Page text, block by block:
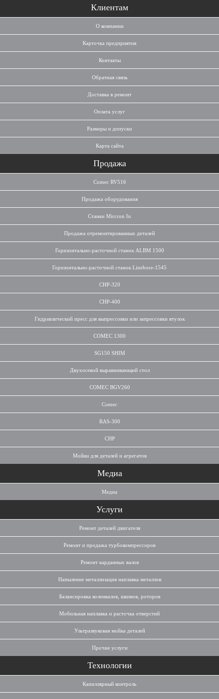
Клиентам
О компании
Карточка предприятия
Контакты
Обратная связь
Доставка в ремонт
Оплата услуг
Размеры и допуски
Карта сайта
Продажа
Comec RV516
Продажа оборудования
Станки Mircron In
Продажа отремонтированных деталей
Горизонтально-расточной станок ALBM 1500
Горизонтально-расточной станок Linebore-1545
CHP-320
CHP-400
Гидравлический пресс для выпрессовки или запрессовки втулок
COMEC 1300
SG150 SHIM
Двухосевой выравнивающий стол
COMEC BGV260
Comec
RAS-300
CHP
Мойки для деталей и агрегатов
Медиа
Медиа
Услуги
Ремонт деталей двигателя
Ремонт и продажа турбокомпрессоров
Ремонт карданных валов
Напыление металлизация наплавка металлов
Балансировка коленвалов, шкивов, роторов
Мобильная наплавка и расточка отверстий
Ультразвуковая мойка деталей
Прочие услуги
Технологии
Капиллярный контроль